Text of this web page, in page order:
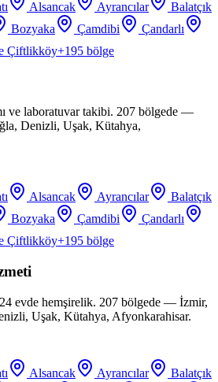
Alsancak Ayrancılar
Balatçık
Bozyaka Çamdibi
Çandarlı
Çiftlikköy+195 bölge
ve laboratuvar takibi. 207 bölgede —
Denizli, Uşak, Kütahya,
Alsancak Ayrancılar
Balatçık
Bozyaka Çamdibi
Çandarlı
Çiftlikköy+195 bölge
evde hemşirelik. 207 bölgede — İzmir,
Uşak, Kütahya, Afyonkarahisar.
Alsancak Ayrancılar Balatçık